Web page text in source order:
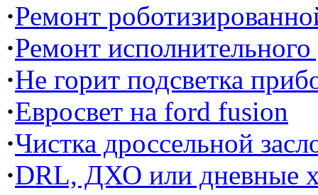
·Ремонт
·Ремонт
·Не горит подсветка
·Евросвет на ford fusion
·Чистка дроссельной
·DRL, ДХО или дневные